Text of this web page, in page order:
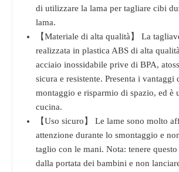
di utilizzare la lama per tagliare cibi
lama.
【Materiale di alta qualità】 La
realizzata in plastica ABS di alta
acciaio inossidabile prive di BPA,
sicura e resistente. Presenta i vantaggi
montaggio e risparmio di spazio, ed è
cucina.
【Uso sicuro】 Le lame sono molto
attenzione durante lo smontaggio e
taglio con le mani. Nota: tenere
dalla portata dei bambini e non